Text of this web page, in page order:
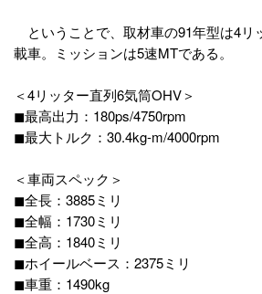
ということで、取材車の91年型は4リ
載車。ミッションは5速MTである。
＜4リッター直列6気筒OHV＞
◼︎最高出力：180ps/4750rpm
◼︎最大トルク：30.4kg-m/4000rpm
＜車両スペック＞
◼︎全長：3885ミリ
◼︎全幅：1730ミリ
◼︎全高：1840ミリ
◼︎ホイールベース：2375ミリ
◼︎車重：1490kg